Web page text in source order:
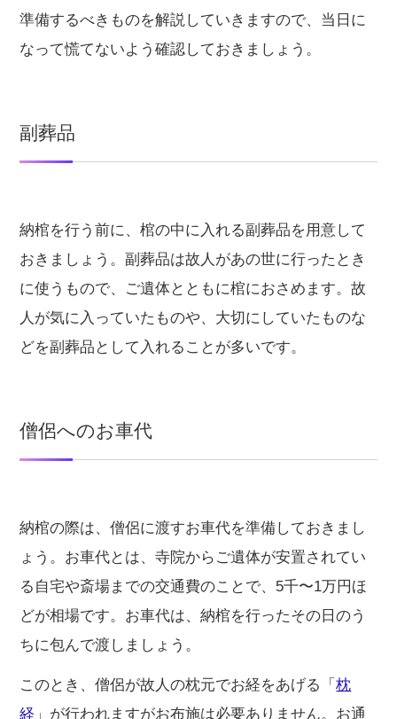
準備するべきものを解説していきますので、当日に
なって慌てないよう確認しておきましょう。
副葬品
納棺を行う前に、棺の中に入れる副葬品を用意して
おきましょう。副葬品は故人があの世に行ったとき
に使うもので、ご遺体とともに棺におさめます。故
人が気に入っていたものや、大切にしていたものな
どを副葬品として入れることが多いです。
僧侶へのお車代
納棺の際は、僧侶に渡すお車代を準備しておきまし
ょう。お車代とは、寺院からご遺体が安置されてい
る自宅や斎場までの交通費のことで、5千〜1万円ほ
どが相場です。お車代は、納棺を行ったその日のう
ちに包んで渡しましょう。
このとき、僧侶が故人の枕元でお経をあげる「枕
経 」が行われますがお布施は必要ありません。お通